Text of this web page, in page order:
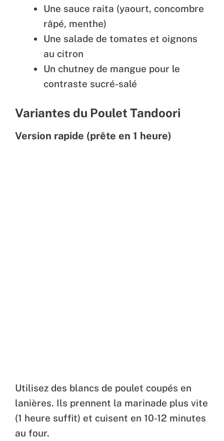
Une sauce raita (yaourt, concombre
râpé, menthe)
Une salade de tomates et oignons
au citron
Un chutney de mangue pour le
contraste sucré-salé
Variantes du Poulet Tandoori
Version rapide (prête en 1 heure)
Utilisez des blancs de poulet coupés en
lanières. Ils prennent la marinade plus vite
(1 heure suffit) et cuisent en 10-12 minutes
au four.